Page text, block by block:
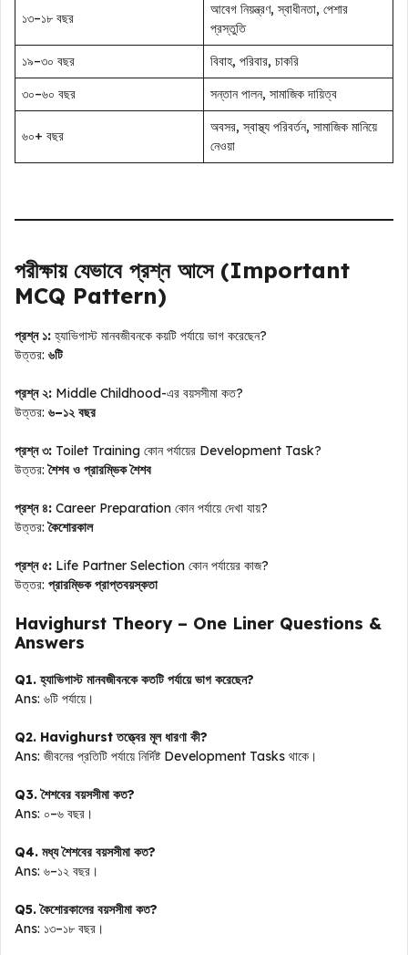
১৩–১৮ বছর
আবেগ নিয়ন্ত্রণ, স্বাধীনতা, পেশার
প্রস্তুতি
১৯–৩০ বছর
বিবাহ, পরিবার, চাকরি
৩০–৬০ বছর
সন্তান পালন, সামাজিক দায়িত্ব
৬০+ বছর
অবসর, স্বাস্থ্য পরিবর্তন, সামাজিক মানিয়ে
নেওয়া
পরীক্ষায় যেভাবে প্রশ্ন আসে (Important
MCQ Pattern)
প্রশ্ন ১:হ্যাভিগাস্ট মানবজীবনকে কয়টি পর্যায়ে ভাগ করেছেন?
উত্তর: ৬টি
প্রশ্ন ২: Middle Childhood-এর বয়সসীমা কত?
উত্তর: ৬–১২ বছর
প্রশ্ন ৩: Toilet Training কোন পর্যায়ের Development Task?
উত্তর:শৈশব ও প্রারম্ভিক শৈশব
প্রশ্ন ৪: Career Preparation কোন পর্যায়ে দেখা যায়?
উত্তর:কৈশোরকাল
প্রশ্ন ৫: Life Partner Selection কোন পর্যায়ের কাজ?
উত্তর: প্রারম্ভিক প্রাপ্তবয়স্কতা
Havighurst Theory – One Liner Questions &
Answers
Q1. হ্যাভিগাস্ট মানবজীবনকে কতটি পর্যায়ে ভাগ করেছেন?
Ans: ৬টি পর্যায়ে।
Q2. Havighurst তত্ত্বের মূল ধারণা কী?
Ans: জীবনের প্রতিটি পর্যায়ে নির্দিষ্ট Development Tasks থাকে।
Q3. শৈশবের বয়সসীমা কত?
Ans: ০–৬ বছর।
Q4. মধ্য শৈশবের বয়সসীমা কত?
Ans: ৬–১২ বছর।
Q5. কৈশোরকালের বয়সসীমা কত?
Ans: ১৩–১৮ বছর।